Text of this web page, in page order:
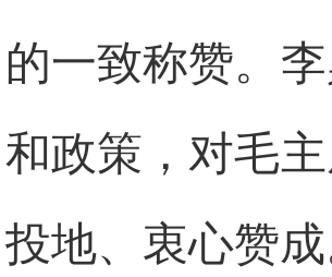
的一致称赞。
和政策，对毛
投地、衷心赞成